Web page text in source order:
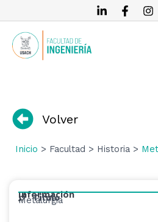
al
contenido
Volver
Inicio > Facultad > Historia >
Información
Título
Metalurgia